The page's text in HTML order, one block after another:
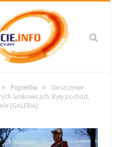
» Popielów »
Deszczowe
Siołkowicach. Były pochód,
[GALERIA]